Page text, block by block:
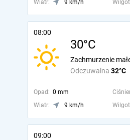
Wiatr: 9 km/h
08:00
30°C
Odczuwalna 32°C
Zachmurzenie
Opad: 0 mm
Wiatr:
9 km/h
09:00